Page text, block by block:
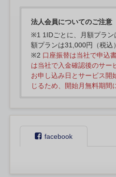
法人会員についてのご注意
※1 1IDごとに、月額プラ
額プランは31,000円（税込
※2 口座振替は当社で申込
は当社で入金確認後のサー
お申し込み日とサービス開
じるため、開始月無料期間
facebook